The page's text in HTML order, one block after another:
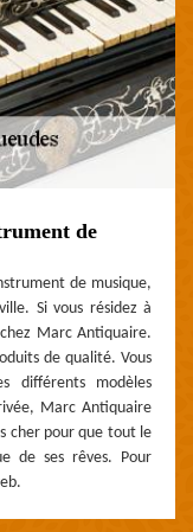
de
de musique,
Si vous résidez à
Marc Antiquaire.
de qualité. Vous
différents modèles
Marc Antiquaire
cher pour que tout le
de ses rêves. Pour